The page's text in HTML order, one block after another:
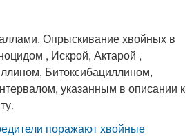
Опрыскивание хвойных в
, Искрой, Актарой ,
Битоксибациллином,
указанным в описании к
поражают хвойные